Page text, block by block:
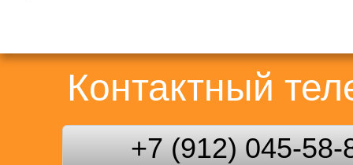
Контактный
+7 (912) 045-58-